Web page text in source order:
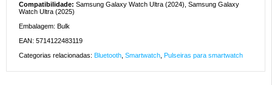
Compatibilidade: Samsung Galaxy Watch Ultra (2024), Samsung Galaxy
Watch Ultra (2025)
Embalagem: Bulk
EAN: 5714122483119
Categorias relacionadas: Bluetooth Smartwatch Pulseiras para smartwatch